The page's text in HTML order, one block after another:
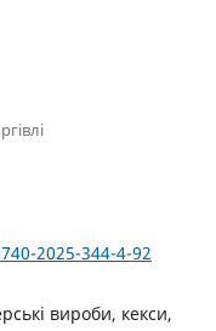
2025-344-4-92
вироби, кекси,